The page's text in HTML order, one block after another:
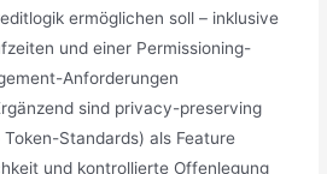
ermöglichen soll – inklusive
und einer Permissioning-
Anforderungen
sind privacy-preserving
Standards) als Feature
und kontrollierte Offenlegung